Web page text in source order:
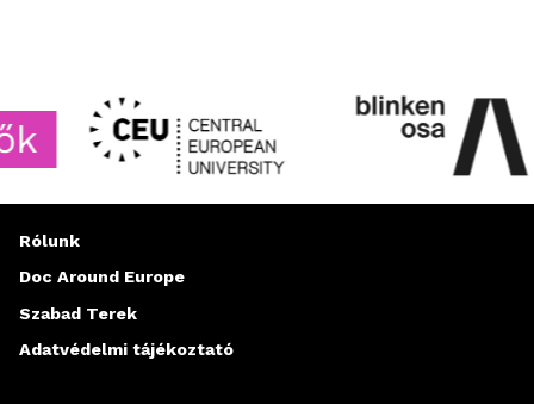
Rólunk
Doc Around Europe
Szabad Terek
Adatvédelmi tájékoztató